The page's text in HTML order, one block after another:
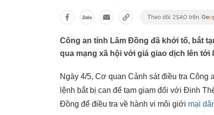
Công an tỉnh Lâm Đồng đã khởi tố, bắt
qua mạng xã hội với giá giao dịch lên
Ngày 4/5, Cơ quan Cảnh sát điều tra Công
lệnh bắt bị can để tạm giam đối với Đinh
Đồng để điều tra về hành vi môi giới mại